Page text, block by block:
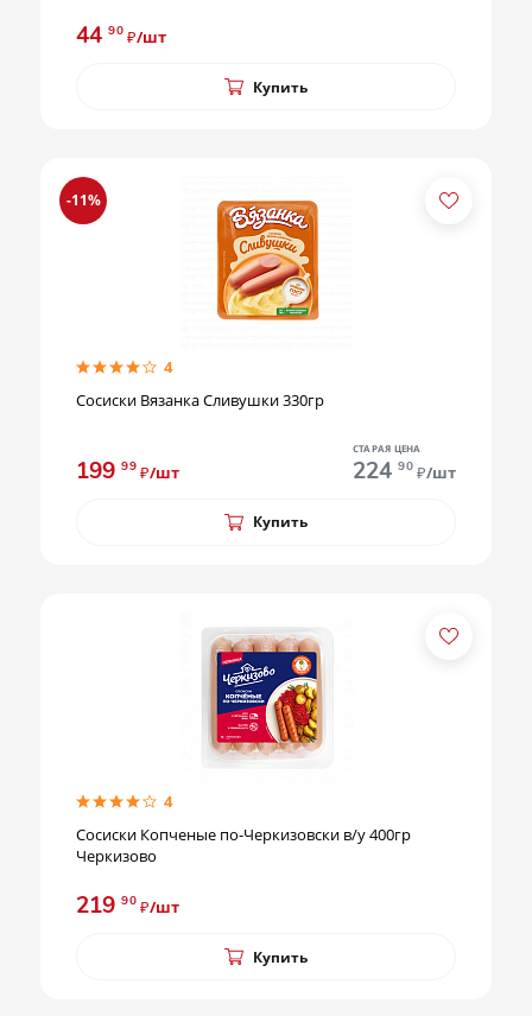
44 90 ₽/шт
Купить
-11%
4
Сосиски Вязанка Сливушки 330гр
199 99 ₽/шт
СТАРАЯ ЦЕНА
224 90 ₽/шт
Купить
4
Сосиски Копченые по-Черкизовски в/у 400гр
Черкизово
219 90 ₽/шт
Купить